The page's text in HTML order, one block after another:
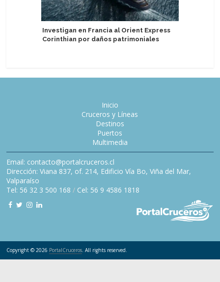
Investigan en Francia al Orient Express
Corinthian por daños patrimoniales
Inicio
Cruceros y Líneas
Destinos
Puertos
Multimedia
Email: contacto@portalcruceros.cl
Dirección: Viana 837, of. 214, Edificio Vía Bo, Viña del Mar,
Valparaíso
Tel: 56 32 3 500 168 / Cel: 56 9 4586 1818
Copyright © 2026 PortalCruceros. All rights reserved.